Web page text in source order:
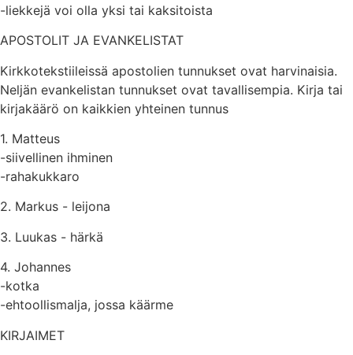
-liekkejä voi olla yksi tai kaksitoista
APOSTOLIT JA EVANKELISTAT
Kirkkotekstiileissä apostolien tunnukset ovat harvinaisia.
Neljän evankelistan tunnukset ovat tavallisempia. Kirja tai
kirjakäärö on kaikkien yhteinen tunnus
1. Matteus
-siivellinen ihminen
-rahakukkaro
2. Markus - leijona
3. Luukas - härkä
4. Johannes
-kotka
-ehtoollismalja, jossa käärme
KIRJAIMET